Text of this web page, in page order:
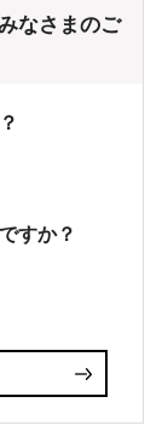
なさまのご
すか？